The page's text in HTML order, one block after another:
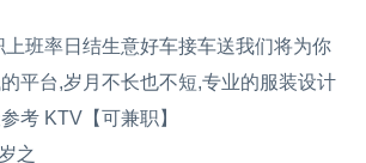
班率日结生意好车接车送我们将为你
平台,岁月不长也不短,专业的服装设计
考 KTV【可兼职】
之